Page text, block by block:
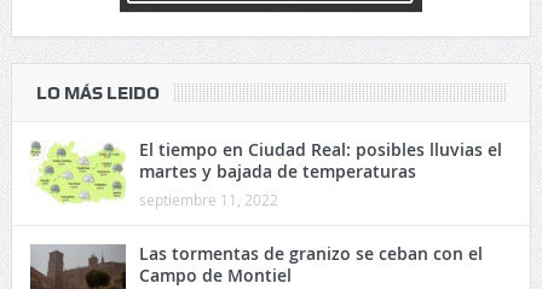
LO MÁS LEIDO
El tiempo en Ciudad Real: posibles lluvias el
martes y bajada de temperaturas
septiembre 11, 2022
Las tormentas de granizo se ceban con el
Campo de Montiel